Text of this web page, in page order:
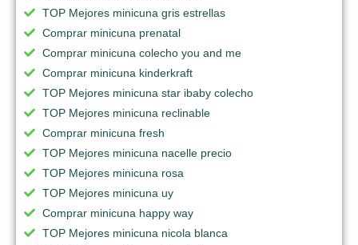
TOP Mejores minicuna gris estrellas
Comprar minicuna prenatal
Comprar minicuna colecho you and me
Comprar minicuna kinderkraft
TOP Mejores minicuna star ibaby colecho
TOP Mejores minicuna reclinable
Comprar minicuna fresh
TOP Mejores minicuna nacelle precio
TOP Mejores minicuna rosa
TOP Mejores minicuna uy
Comprar minicuna happy way
TOP Mejores minicuna nicola blanca